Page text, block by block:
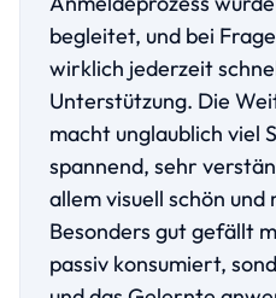
begleitet, und bei
wirklich jederzeit
Unterstützung. Die
macht unglaublich viel
spannend, sehr
allem visuell schön
Besonders gut gefällt
passiv konsumiert,